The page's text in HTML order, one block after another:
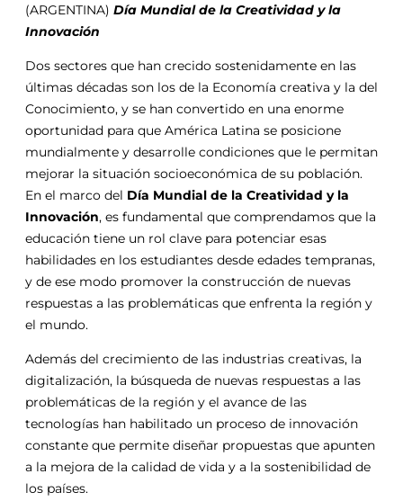
(ARGENTINA) Día Mundial de la Creatividad y la
Innovación
Dos sectores que han crecido sostenidamente en las
últimas décadas son los de la Economía creativa y la del
Conocimiento, y se han convertido en una enorme
oportunidad para que América Latina se posicione
mundialmente y desarrolle condiciones que le permitan
mejorar la situación socioeconómica de su población.
En el marco del Día Mundial de la Creatividad y la
Innovación, es fundamental que comprendamos que la
educación tiene un rol clave para potenciar esas
habilidades en los estudiantes desde edades tempranas,
y de ese modo promover la construcción de nuevas
respuestas a las problemáticas que enfrenta la región y
el mundo.
Además del crecimiento de las industrias creativas, la
digitalización, la búsqueda de nuevas respuestas a las
problemáticas de la región y el avance de las
tecnologías han habilitado un proceso de innovación
constante que permite diseñar propuestas que apunten
a la mejora de la calidad de vida y a la sostenibilidad de
los países.